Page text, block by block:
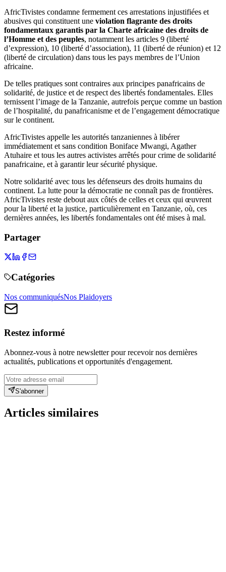
AfricTivistes condamne fermement ces arrestations injustifiées et
abusives qui constituent une violation flagrante des droits
fondamentaux garantis par la Charte africaine des droits de
l’Homme et des peuples, notamment les articles 9 (liberté
d’expression), 10 (liberté d’association), 11 (liberté de réunion) et 12
(liberté de circulation) dans tous les pays membres de l’Union
africaine.
De telles pratiques sont contraires aux principes panafricains de
solidarité, de justice et de respect des libertés fondamentales. Elles
ternissent l’image de la Tanzanie, autrefois perçue comme un bastion
de l’hospitalité, du panafricanisme et de l’engagement démocratique
sur le continent.
AfricTivistes appelle les autorités tanzaniennes à libérer
immédiatement et sans condition Boniface Mwangi, Agather
Atuhaire et tous les autres activistes arrêtés pour crime de solidarité
panafricaine, et à garantir leur sécurité physique.
Notre solidarité avec tous les défenseurs des droits humains du
continent. La lutte pour la démocratie ne connaît pas de frontières.
AfricTivistes reste debout aux côtés de celles et ceux qui œuvrent
pour la liberté et la justice, particulièrement en Tanzanie, où, ces
dernières années, les libertés fondamentales ont été mises à mal.
Partager
Catégories
Nos communiquésNos Plaidoyers
Restez informé
Abonnez-vous à notre newsletter pour recevoir nos dernières
actualités, publications et opportunités d'engagement.
S'abonner
Articles similaires